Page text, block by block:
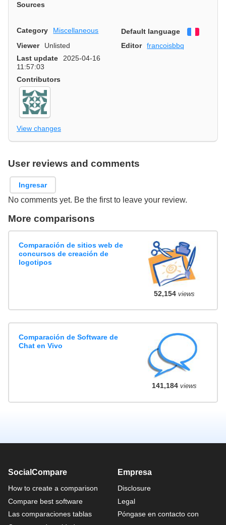
Sources
Category Miscellaneous Default language
Viewer
Unlisted Editor
francoisbbq
Last update
2025-04-16
11:57:03
Contributors
View changes
User reviews and comments
Ingresar
No comments yet. Be the first to leave your review.
More comparisons
Comparación de sitios web de
concursos de creación de
logotipos
52,154views
Comparación de Software de
Chat en Vivo
141,184views
SocialCompare
How to create a comparison
Compare best software
Las comparaciones tablas
Empresa
Disclosure
Legal
Póngase en contacto con